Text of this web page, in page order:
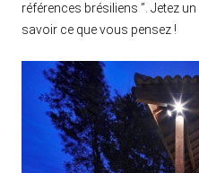
références brésiliens ”. Jetez
savoir ce que vous pensez !